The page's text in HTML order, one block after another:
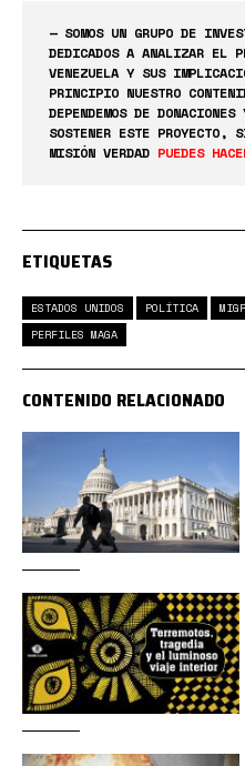
— SOMOS UN GRUPO DE
DEDICADOS A ANALIZAR EL
VENEZUELA Y SUS
PRINCIPIO NUESTRO
DEPENDEMOS DE
SOSTENER ESTE PROYECTO,
MISIÓN VERDAD PUEDES
ETIQUETAS
ESTADOS UNIDOS POLÍTICA
PERFILES MAGA
CONTENIDO RELACIONADO